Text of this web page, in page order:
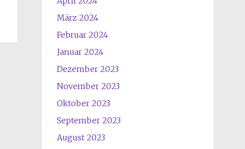
März 2024
Februar 2024
Januar 2024
Dezember 2023
November 2023
Oktober 2023
September 2023
August 2023